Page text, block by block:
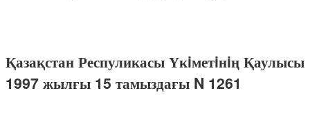
Қазақстан Респуликасы Үкiметiнiң Қаулысы
1997 жылғы 15 тамыздағы N 1261